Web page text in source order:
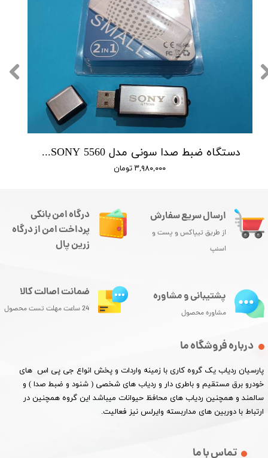
دستگاه ضبط صدا سونی مدل SONY 5560 - حافظه 16 گیگابایت
۳,۹۸۰,۰۰۰ تومان
ارسال سریع سفارش
از طریق تیپاکس و پست و
اسنپ
درباره فروشگاه ما
پارسیان ردیاب یک گروه کاری با زمینه واردات و پخش انواع جی پی اس های
خودرو برق مستقیم و باطری دار و ردیاب های شخصی ( شنود و ضبط صدا ) و
سالمند و همچنین ردیاب های محافظ حیوانات میباشد این گروه همچنین در
ارتباط با دوربین های مداربسته وایرلس نیز فعالیت.​​​​​​​
تماس با ما
درگاه امن بانکی
پرداخت امن از درگاه
زرین پال
پشتیبانی و مشاوره
مشاوره محصول
ضمانت اصالت کالا
24 ساعت مهلت تست محصول